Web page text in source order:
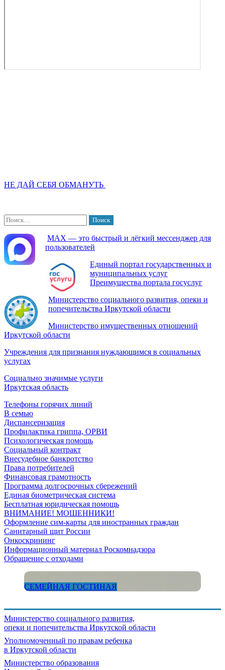
НЕ ДАЙ СЕБЯ ОБМАНУТЬ
Найти:
МАХ — это быстрый и лёгкий мессенджер для
пользователей
Единый портал государственных и
муниципальных услуг
Преимущества портала госуслуг
Министерство социального развития, опеки и
попечительства Иркутской области
Министерство имущественных отношений
Иркутской области
Учреждения для признания нуждающимся в социальных
услугах
Социально значимые услуги
Иркутская область
Телефоны горячих линий
В семью
Диспансеризация
Профилактика гриппа, ОРВИ
Психологическая помощь
Социальный контракт
Внесудебное банкротство
Права потребителей
Финансовая грамотность
Программа долгосрочных сбережений
Единая биометрическая система
Бесплатная юридическая помощь
ВНИМАНИЕ! МОШЕННИКИ!
Оформление сим-карты для иностранных граждан
Санитарный щит России
Онкоскрининг
Информационный материал Роскомнадзора
Обращение с отходами
СЕМЕЙНАЯ ГОСТИНАЯ
Министерство социального развития,
опеки и попечительства Иркутской области
Уполномоченный по правам ребенка
в Иркутской области
Министерство образования